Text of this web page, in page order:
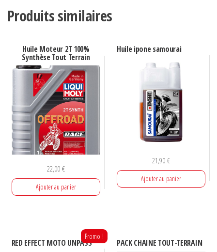
Produits similaires
Huile Moteur 2T 100%
Synthèse Tout Terrain
22,00€
Ajouter au panier
Huile ipone samourai
21,90€
Ajouter au panier
RED EFFECT MOTO UNPASS
Promo !
PACK CHAINE TOUT-TERRAIN